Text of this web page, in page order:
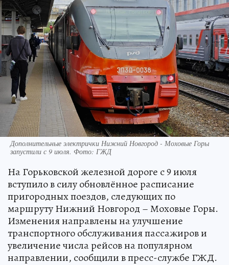
Дополнительные электрички Нижний Новгород - Моховые Горы
запустили с 9 июля. Фото: ГЖД
На Горьковской железной дороге с 9 июля
вступило в силу обновлённое расписание
пригородных поездов, следующих по
маршруту Нижний Новгород – Моховые Горы.
Изменения направлены на улучшение
транспортного обслуживания пассажиров и
увеличение числа рейсов на популярном
направлении, сообщили в пресс-службе ГЖД.